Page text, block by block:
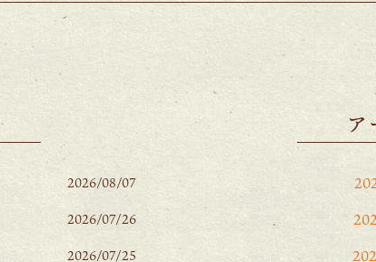
2026/08/07
2026/07/26
2026/07/25